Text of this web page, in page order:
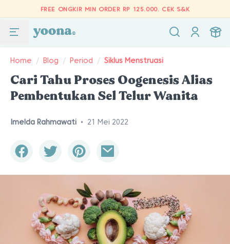
FREE ONGKIR MIN ORDER RP 125.000. CEK S&K
Home / Blog / Period / Siklus Menstruasi
Cari Tahu Proses Oogenesis Alias
Pembentukan Sel Telur Wanita
Imelda Rahmawati • 21 Mei 2022